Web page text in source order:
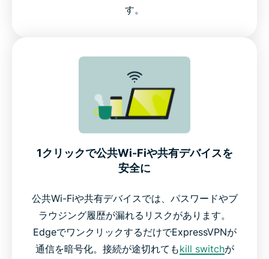
す。
1クリックで公共Wi-Fiや共有デバイスを
安全に
公共Wi-Fiや共有デバイスでは、パスワードやブ
ラウジング履歴が漏れるリスクがあります。
EdgeでワンクリックするだけでExpressVPNが
通信を暗号化。接続が途切れてもkill switchが